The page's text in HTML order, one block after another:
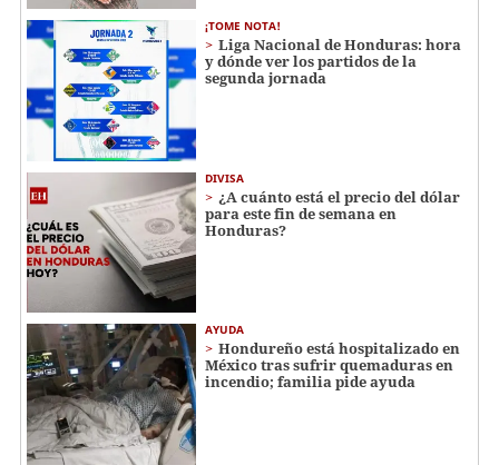
¡TOME NOTA!
Liga Nacional de Honduras: hora
y dónde ver los partidos de la
segunda jornada
DIVISA
¿A cuánto está el precio del dólar
para este fin de semana en
Honduras?
AYUDA
Hondureño está hospitalizado en
México tras sufrir quemaduras en
incendio; familia pide ayuda